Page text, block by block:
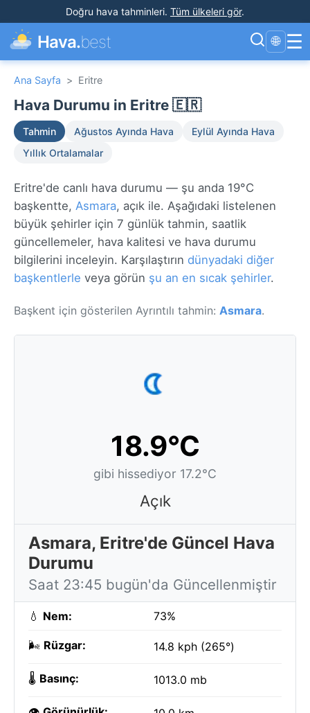
Doğru hava tahminleri. Tüm ülkeleri gör.
Hava.best 🌐 ☰
Ana Sayfa > Eritre
Hava Durumu in Eritre 🇪🇷
Tahmin Ağustos Ayında Hava
Eylül Ayında Hava
Yıllık Ortalamalar
Eritre'de canlı hava durumu — şu anda 19°C
başkentte, Asmara, açık ile. Aşağıdaki listelenen
büyük şehirler için 7 günlük tahmin, saatlik
güncellemeler, hava kalitesi ve hava durumu
bilgilerini inceleyin. Karşılaştırın dünyadaki diğer
başkentlerle veya görün şu an en sıcak şehirler.
Başkent için gösterilen Ayrıntılı tahmin: Asmara.
18.9°C
gibi hissediyor 17.2°C
Açık
Asmara, Eritre'de Güncel Hava
Durumu
Saat 23:45 bugün'da Güncellenmiştir
💧 Nem: 73%
🌬️ Rüzgar: 14.8 kph (265°)
🌡️ Basınç: 1013.0 mb